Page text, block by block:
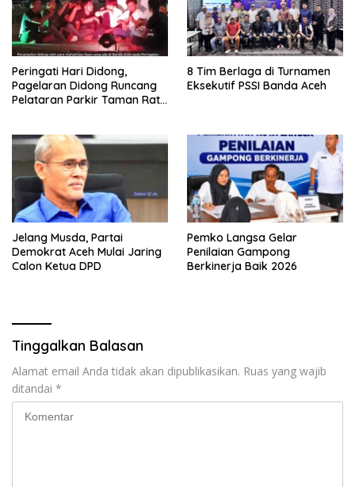
Peringati Hari Didong,
Pagelaran Didong Runcang
Pelataran Parkir Taman Ratu
8 Tim Berlaga di Turnamen
Eksekutif PSSI Banda Aceh
Jelang Musda, Partai
Demokrat Aceh Mulai Jaring
Calon Ketua DPD
Pemko Langsa Gelar
Penilaian Gampong
Berkinerja Baik 2026
Tinggalkan Balasan
Alamat email Anda tidak akan dipublikasikan. Ruas yang wajib
ditandai *